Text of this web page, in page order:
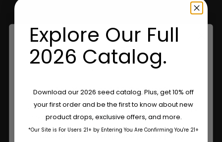
Are You Aged 18 Or Over?
The content and products of our website is reserved for
those of legal age.Please see Terms & Conditions.
age_gapI accept cookie settings and privacy policy
Explore Our Full
2026 Catalog.
Download our 2026 seed catalog. Plus, get 10% off
your first order and be the first to know about new
product drops, exclusive offers, and more.
*Our Site is For Users 21+ by Entering You Are Confirming You're 21+